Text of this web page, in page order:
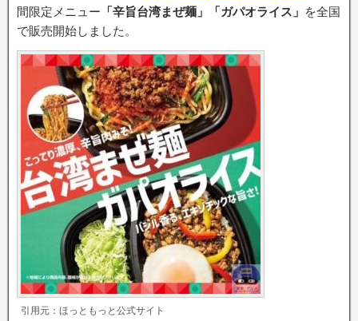
間限定メニュー 「辛旨台湾まぜ麺」「ガパオライス」 を全国
で販売開始しました。
引用元：ほっともっと公式サイト